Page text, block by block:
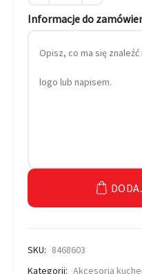
Informacje do
SKU: 8468603
Kategorii: Akcesoria